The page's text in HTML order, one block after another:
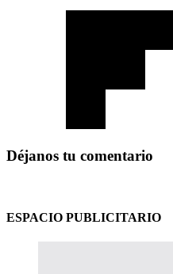
Déjanos tu comentario
ESPACIO PUBLICITARIO